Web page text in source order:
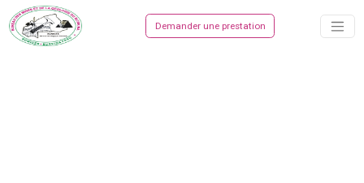
Demander une prestation